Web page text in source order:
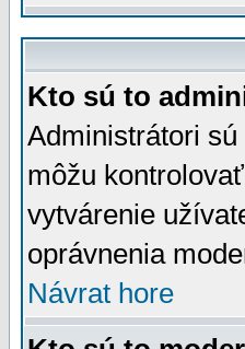
Kto sú to
Administrátori
môžu
vytvárenie
oprávnenia
Návrat hore